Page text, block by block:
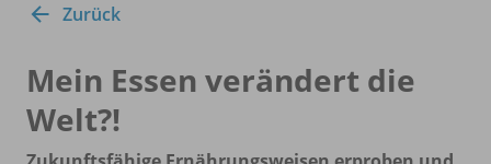
Zurück
Mein Essen verändert die
Welt?!